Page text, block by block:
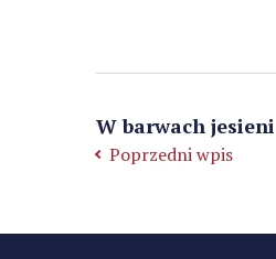
W barwach jesieni
Poprzedni wpis